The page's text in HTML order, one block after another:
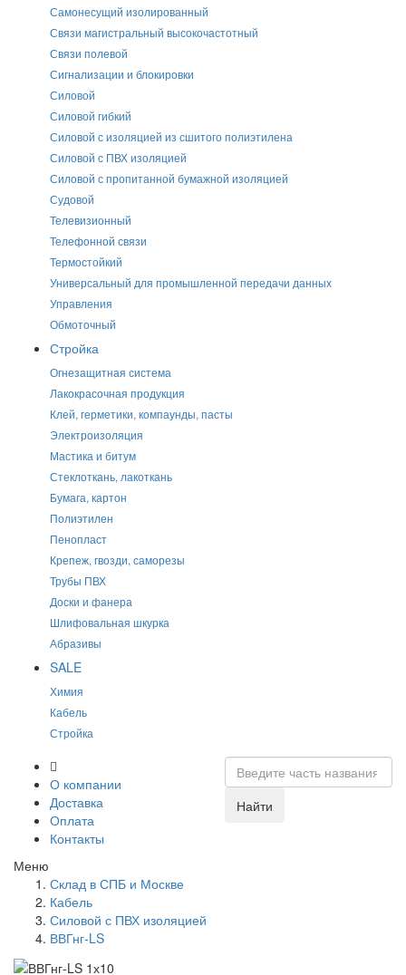
Самонесущий изолированный
Связи магистральный высокочастотный
Связи полевой
Сигнализации и блокировки
Силовой
Силовой гибкий
Силовой с изоляцией из сшитого полиэтилена
Силовой с ПВХ изоляцией
Силовой с пропитанной бумажной изоляцией
Судовой
Телевизионный
Телефонной связи
Термостойкий
Универсальный для промышленной передачи данных
Управления
Обмоточный
Стройка
Огнезащитная система
Лакокрасочная продукция
Клей, герметики, компаунды, пасты
Электроизоляция
Мастика и битум
Стеклоткань, лакоткань
Бумага, картон
Полиэтилен
Пенопласт
Крепеж, гвозди, саморезы
Трубы ПВХ
Доски и фанера
Шлифовальная шкурка
Абразивы
SALE
Химия
Кабель
Стройка
О компании
Доставка
Оплата
Контакты
Найти
Меню
Склад в СПБ и Москве
Кабель
Силовой с ПВХ изоляцией
ВВГнг-LS